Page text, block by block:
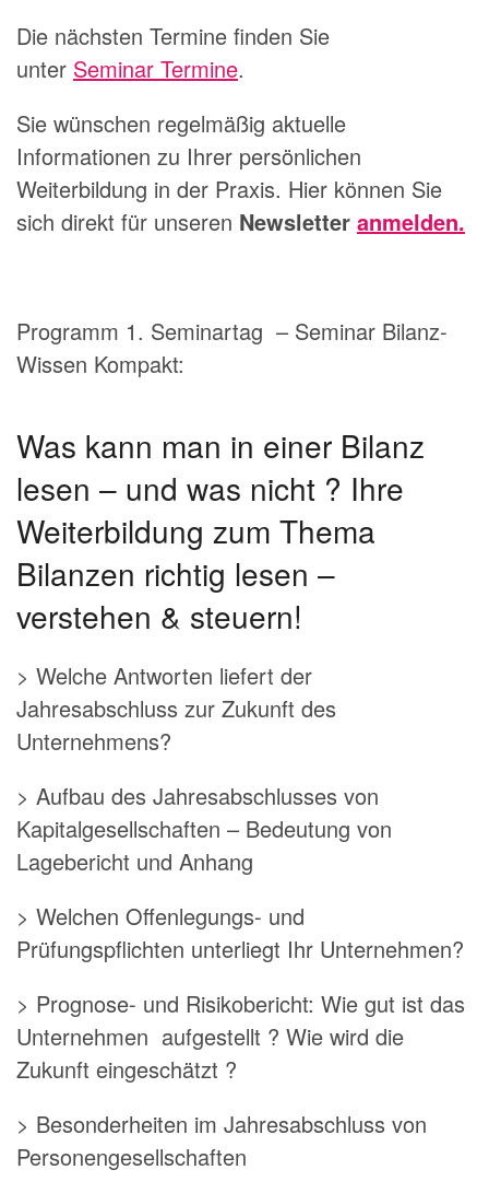
Die nächsten Termine finden Sie
unter Seminar Termine.
Sie wünschen regelmäßig aktuelle
Informationen zu Ihrer persönlichen
Weiterbildung in der Praxis. Hier können Sie
sich direkt für unseren Newsletter anmelden.
Programm 1. Seminartag – Seminar Bilanz-
Wissen Kompakt:
Was kann man in einer Bilanz
lesen – und was nicht ? Ihre
Weiterbildung zum Thema
Bilanzen richtig lesen –
verstehen & steuern!
> Welche Antworten liefert der
Jahresabschluss zur Zukunft des
Unternehmens?
> Aufbau des Jahresabschlusses von
Kapitalgesellschaften – Bedeutung von
Lagebericht und Anhang
> Welchen Offenlegungs- und
Prüfungspflichten unterliegt Ihr Unternehmen?
> Prognose- und Risikobericht: Wie gut ist das
Unternehmen aufgestellt ? Wie wird die
Zukunft eingeschätzt ?
> Besonderheiten im Jahresabschluss von
Personengesellschaften